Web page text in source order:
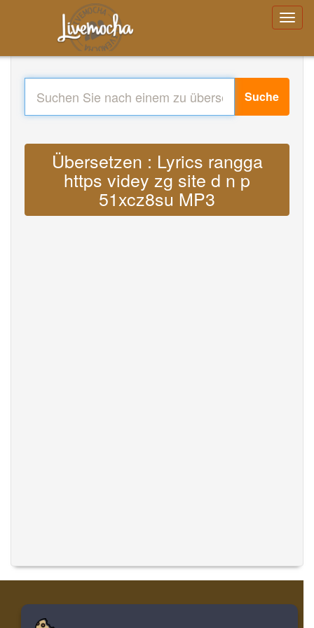
Suche
Übersetzen : Lyrics rangga
https videy zg site d n p
51xcz8su MP3